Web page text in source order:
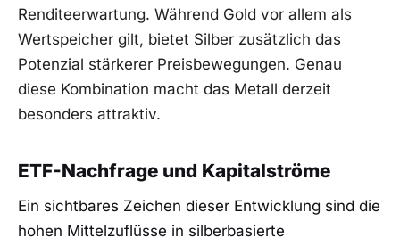
Renditeerwartung. Während Gold vor allem als
Wertspeicher gilt, bietet Silber zusätzlich das
Potenzial stärkerer Preisbewegungen. Genau
diese Kombination macht das Metall derzeit
besonders attraktiv.
ETF-Nachfrage und Kapitalströme
Ein sichtbares Zeichen dieser Entwicklung sind die
hohen Mittelzuflüsse in silberbasierte